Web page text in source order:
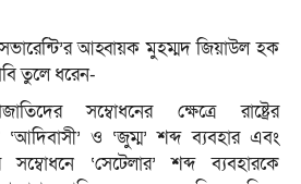
আহ্বায়ক মুহম্মদ জিয়াউল হক
তুলে ধরেন-
সম্বোধনের ক্ষেত্রে রাষ্ট্রের
‘আদিবাসী’ ও ‘জুম্ম’ শব্দ ব্যবহার এবং
সম্বোধনে ‘সেটেলার’ শব্দ ব্যবহারকে